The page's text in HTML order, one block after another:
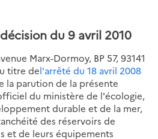
du 9 avril 2010
Marx-Dormoy, BP 57, 93141
titre del'arrêté du 18 avril 2008
la parution de la présente
du ministère de l'écologie,
durable et de la mer,
des réservoirs de
et de leurs équipements